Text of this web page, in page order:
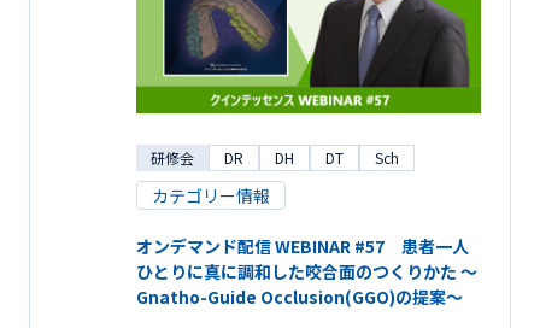
研修会 DR DH DT Sch
カテゴリー情報
オンデマンド配信 WEBINAR #57 患者一人
ひとりに真に調和した咬合面のつくりかた ～
Gnatho-Guide Occlusion(GGO)の提案～